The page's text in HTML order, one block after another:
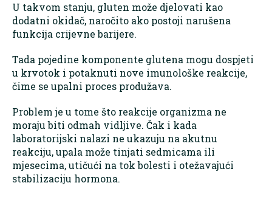
U takvom stanju, gluten može djelovati kao
dodatni okidač, naročito ako postoji narušena
funkcija crijevne barijere.
Tada pojedine komponente glutena mogu dospjeti
u krvotok i potaknuti nove imunološke reakcije,
čime se upalni proces produžava.
Problem je u tome što reakcije organizma ne
moraju biti odmah vidljive. Čak i kada
laboratorijski nalazi ne ukazuju na akutnu
reakciju, upala može tinjati sedmicama ili
mjesecima, utičući na tok bolesti i otežavajući
stabilizaciju hormona.